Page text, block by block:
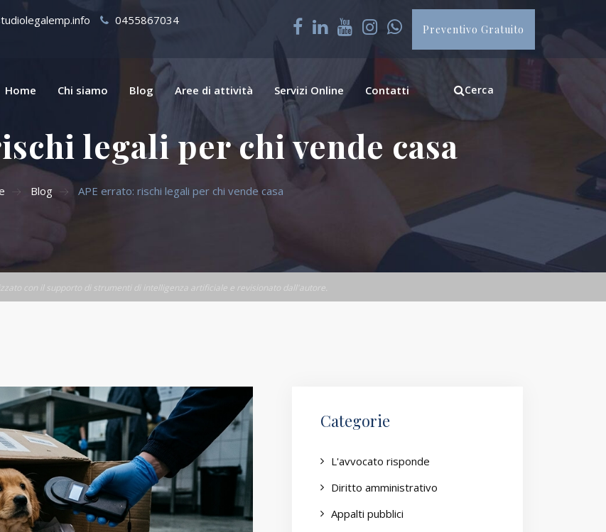
0455867034
Preventivo Gratuito
Home Chi siamo Blog Aree di attività Servizi Online Contatti Cerca
legali per chi vende casa
Blog APE errato: rischi legali per chi vende casa
con il supporto di strumenti di intelligenza artificiale e revisionato dall'autore.
Categorie
L'avvocato risponde
Diritto amministrativo
Appalti pubblici